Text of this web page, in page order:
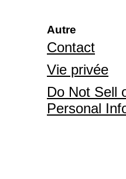
Autre
Contact
Vie privée
Do Not Sell
Personal